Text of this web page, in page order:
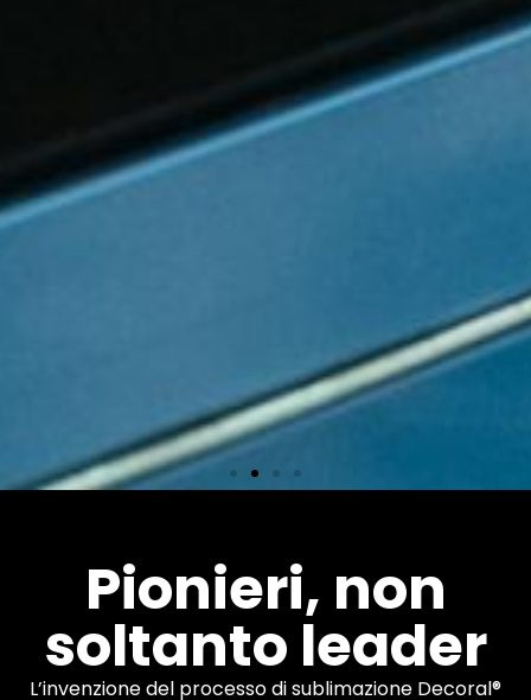
Impianti
Più di 600 macchinari
Decoral in tutto il mondo.
Sei tu ad applicare le
Pionieri, non
soltanto leader
L’invenzione del processo di sublimazione Decoral®